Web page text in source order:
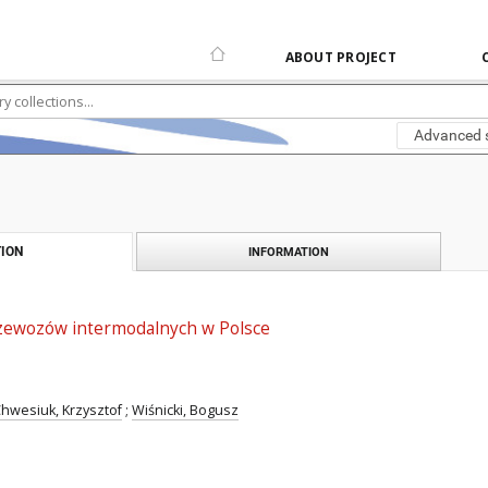
ABOUT PROJECT
Advanced
INFORMATION
intermodalnych w Polsce
Krzysztof; Wiśnicki, Bogusz